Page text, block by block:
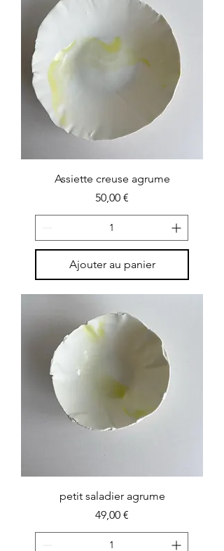
Assiette creuse agrume
Prix
50,00 €
Ajouter au panier
petit saladier agrume
Prix
49,00 €